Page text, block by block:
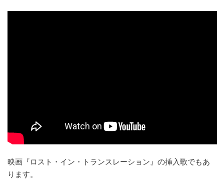
映画『ロスト・イン・トランスレーション』の挿入歌でもあ
ります。